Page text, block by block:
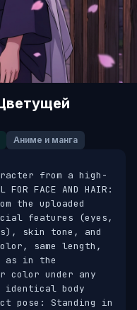
Аниме и манга
from a high-
FACE AND HAIR:
the uploaded
features (eyes,
skin tone, and
same length,
as in the
color under any
body
pose: Standing in